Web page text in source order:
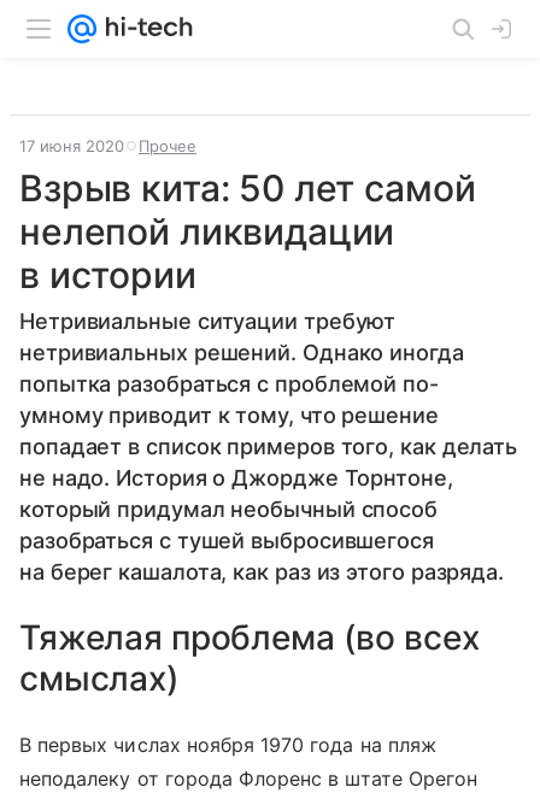
17 июня 2020 Прочее
Взрыв кита: 50 лет самой
нелепой ликвидации
в истории
Нетривиальные ситуации требуют
нетривиальных решений. Однако иногда
попытка разобраться с проблемой по-
умному приводит к тому, что решение
попадает в список примеров того, как делать
не надо. История о Джордже Торнтоне,
который придумал необычный способ
разобраться с тушей выбросившегося
на берег кашалота, как раз из этого разряда.
Тяжелая проблема (во всех
смыслах)
В первых числах ноября 1970 года на пляж
неподалеку от города Флоренс в штате Орегон